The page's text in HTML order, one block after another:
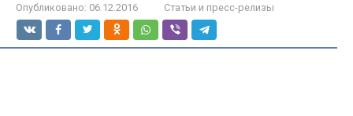
Опубликовано: 06.12.2016 Статьи и пресс-релизы